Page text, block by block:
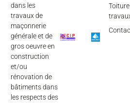
dans les
travaux de
maçonnerie
générale et de
gros oeuvre en
construction
et/ou
rénovation de
bâtiments dans
les respects des